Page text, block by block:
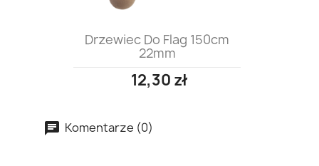
Drzewiec Do Flag 150cm
22mm
12,30 zł
Komentarze (0)